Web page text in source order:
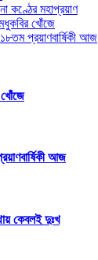
কণ্ঠের মহাপ্রয়াণ
খোঁজে
প্রয়াণবার্ষিকী আজ
খোঁজে
আজ
কেবলই দুঃখ